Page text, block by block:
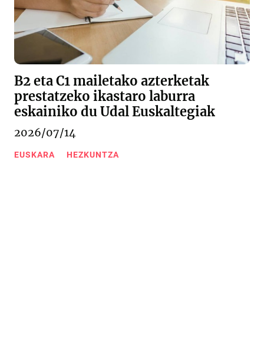
B2 eta C1 mailetako azterketak
prestatzeko ikastaro laburra
eskainiko du Udal Euskaltegiak
2026/07/14
EUSKARA HEZKUNTZA